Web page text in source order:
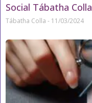
Social Tábatha Colla
Tábatha Colla 11/03/2024